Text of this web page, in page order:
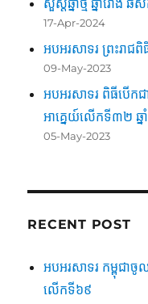
17-Apr-2024
អបអរសាទរ ព្រះរាជ
09-May-2023
អបអរសាទរ ពិធីបើកជ
អាគ្នេយ៍លើកទី៣២ ឆ្
05-May-2023
RECENT POST
អបអរសាទរ កម្ពុជា
លើកទី៦៩